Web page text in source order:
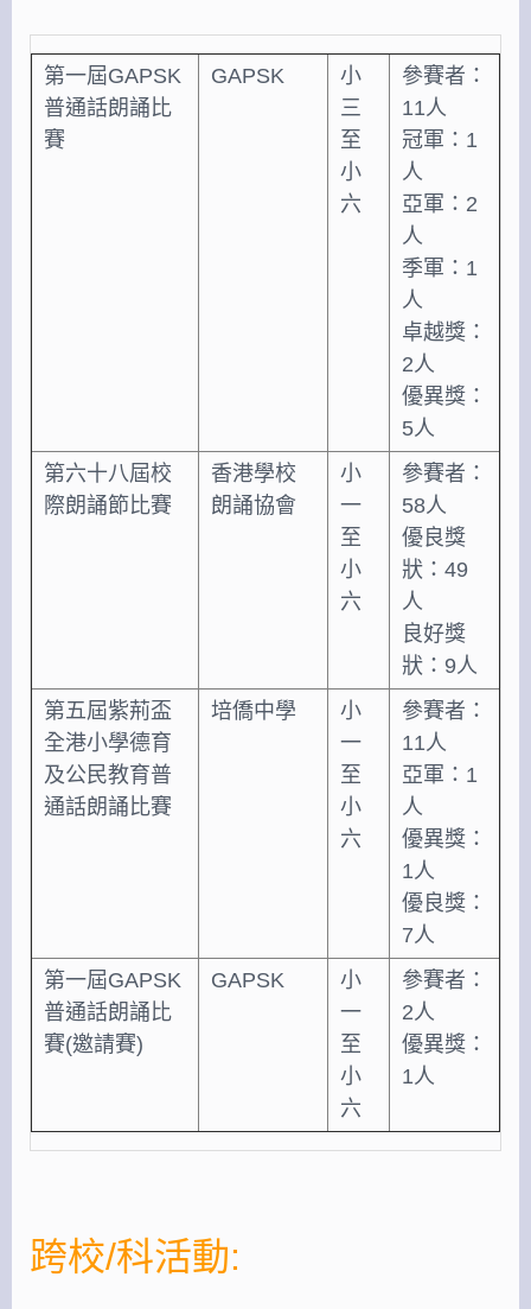
第一屆GAPSK
普通話朗誦比
賽
GAPSK
小
三
至
小
六
參賽者：
11人
冠軍：1
人
亞軍：2
人
季軍：1
人
卓越獎：
2人
優異獎：
5人
第六十八屆校
際朗誦節比賽
香港學校
朗誦協會
小
一
至
小
六
參賽者：
58人
優良獎
狀：49
人
良好獎
狀：9人
第五屆紫荊盃
全港小學德育
及公民教育普
通話朗誦比賽
培僑中學
小
一
至
小
六
參賽者：
11人
亞軍：1
人
優異獎：
1人
優良獎：
7人
第一屆GAPSK
普通話朗誦比
賽(邀請賽)
GAPSK
小
一
至
小
六
參賽者：
2人
優異獎：
1人
跨校/科活動: